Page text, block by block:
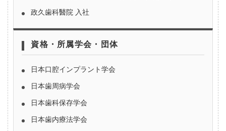
政久歯科醫院 入社
資格・所属学会・団体
日本口腔インプラント学会
日本歯周病学会
日本歯科保存学会
日本歯内療法学会